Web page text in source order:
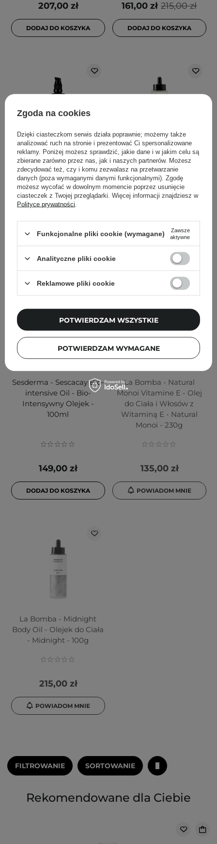
207,00 zł
DODAJ DO KOSZYKA
215,00 zł
161,00 zł
DODAJ DO KOSZYKA
PROMOCJA
ilapothecary - Beat the
Blues Body Oil - Olejek do
Ciała - 100ml
225,00 zł
202,50 zł
La Bomba - La Rosa Body
& Massage Oil - Olejek do
Ciała i Masażu - La Rosa
Body - 100ml
149,00 zł
DODAJ DO KOSZYKA
Sesderma - Sescacay Bio-
intensive Oil - Bio-
Intensywny Olejek -
100ml
149,00 zł
DODAJ DO KOSZYKA
La Bomba - Natural
Monoi Vitamine E - Olej
do Ciała i Włosów z
Witaminą E - Natural
Monoi - 230g
135,00 zł
POWIADOM MNIE
La Bomba - Midnight
Body Oil - Olejek do Ciała
- Midnight - 100g
215,00 zł
POWIADOM MNIE
FILTROWANIE SORTOWANIE
Rekomendowane dla Ciebie
Zgoda na cookies
Dzięki ciasteczkom serwis działa poprawnie; możemy także
analizować ruch na stronie i prezentować Ci spersonalizowane
reklamy. Poniżej możesz sprawdzić, jakie dane i w jakim celu są
zbierane zarówno przez nas, jak i naszych partnerów. Możesz
zdecydować też, czy i komu zezwalasz na przetwarzanie
danych (poza wymaganymi danymi funkcjonalnymi). Zgodę
możesz wycofać w dowolnym momencie poprzez usunięcie
ciasteczek z Twojej przeglądarki. Więcej informacji znajdziesz w
Polityce prywatności
Funkcjonalne pliki cookie (wymagane)
Zawsze
aktywne
Analityczne pliki cookie
Reklamowe pliki cookie
POTWIERDZAM WYMAGANE
POTWIERDZAM WSZYSTKIE